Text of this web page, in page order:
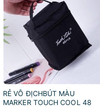
RẺ VÔ ĐỊCHBÚT MÀU
MARKER TOUCH COOL 48